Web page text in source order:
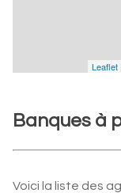
Leaflet
Banques à
Voici la liste des